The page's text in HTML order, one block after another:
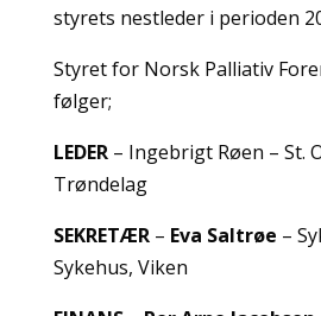
styrets nestleder i perioden
Styret for Norsk Palliativ
følger;
LEDER– Ingebrigt Røen – St.
Trøndelag
SEKRETÆR– Eva Saltrøe –
Sykehus, Viken